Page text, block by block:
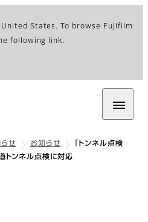
States. To browse Fujifilm
following link.
せ お知らせ
「トンネル点検
トンネル点検に対応